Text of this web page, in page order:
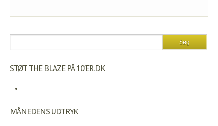
STØT THE BLAZE PÅ 10’ER.DK
MÅNEDENS UDTRYK